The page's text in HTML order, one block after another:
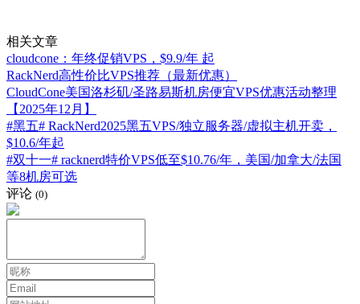
相关文章
cloudcone：年终促销VPS，$9.9/年 起
RackNerd高性价比VPS推荐（最新优惠）
CloudCone美国洛杉矶/圣路易斯机房便宜VPS优惠活动整理
【2025年12月】
#黑五# RackNerd2025黑五VPS/独立服务器/虚拟主机开卖，
$10.6/年起
#双十一# racknerd特价VPS低至$10.76/年，美国/加拿大/法国
等8机房可选
评论 (0)